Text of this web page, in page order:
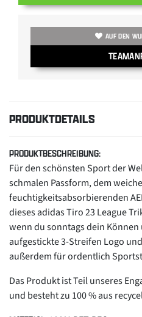
AUF DEN
PRODUKTDETAILS
PRODUKTBESCHREIBUNG:
Für den schönsten Sport der
schmalen Passform, dem
feuchtigkeitsabsorbierenden
dieses adidas Tiro 23 League
wenn du sonntags dein
aufgestickte 3-Streifen Logo
außerdem für ordentlich
Das Produkt ist Teil unseres
und besteht zu 100 % aus